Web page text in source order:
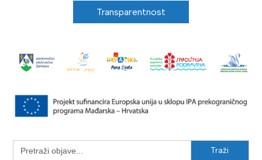
Transparentnost
Search
for: